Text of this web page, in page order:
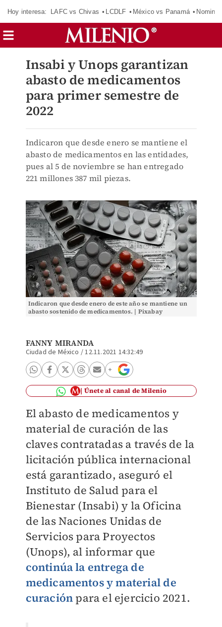
Hoy interesa: LAFC vs Chivas LCDLF México vs Panamá
Insabi y Unops garantizan
abasto de medicamentos
para primer semestre de
2022
Indicaron que desde enero se mantiene el
abasto de medicamentos en las entidades,
pues al 5 de noviembre se han entregado
221 millones 387 mil piezas.
Indicaron que desde enero de este año se mantiene un
abasto sostenido de medicamentos. | Pixabay
FANNY MIRANDA
Ciudad de México /12.11.2021 14:32:49
Únete al canal de Milenio
El abasto de medicamentos y
material de curación de las
claves contratadas a través de la
licitación pública internacional
está garantizado, aseguró el
Instituto de Salud para el
Bienestar (Insabi) y la Oficina
de las Naciones Unidas de
Servicios para Proyectos
(Unops), al informar que
continúa la entrega de
medicamentos y material de
curación para el ejercicio 2021.